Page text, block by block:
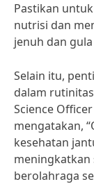
Pastikan
nutrisi dan
jenuh dan
Selain itu,
dalam
Science
mengatakan,
kesehatan
meningkatkan
berolahraga